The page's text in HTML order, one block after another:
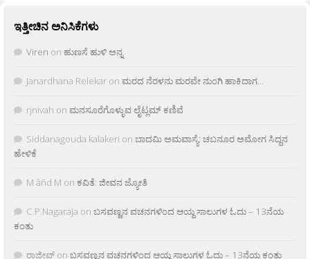
ಇತ್ತೀಚಿನ ಅನಿಸಿಕೆಗಳು
Viren on ಹುಣಸೆ ಹುಳಿ ಅನ್ನ
Janardhana Relekar on ಮರದ ನೆರಳನು ಮರವೇ ನುಂಗಿ ಹಾಕಿದಾಗ…
rjnivah on ಮನಸೂರೆಗೊಳ್ಳುವ ಲೈಟ್ಲಮ್ ಕಣಿವೆ
Siddanagouda kalakeri on ಬಾದಮಿ ಅಮವಾಸ್ಯೆ: ಚಬನೂರ ಅಮೋಗ ಸಿದ್ದನ
ಹೇಳಿಕೆ
M âñd M on ಕವಿತೆ: ಜೀವನ ಜ್ಯೋತಿ
C.P.Nagaraja on ಬಸವಣ್ಣನ ವಚನಗಳಿಂದ ಆಯ್ದ ಸಾಲುಗಳ ಓದು – 13ನೆಯ
ಕಂತು
ರಾಜೀವ್ on ಬಸವಣ್ಣನ ವಚನಗಳಿಂದ ಆಯ್ದ ಸಾಲುಗಳ ಓದು – 13ನೆಯ ಕಂತು